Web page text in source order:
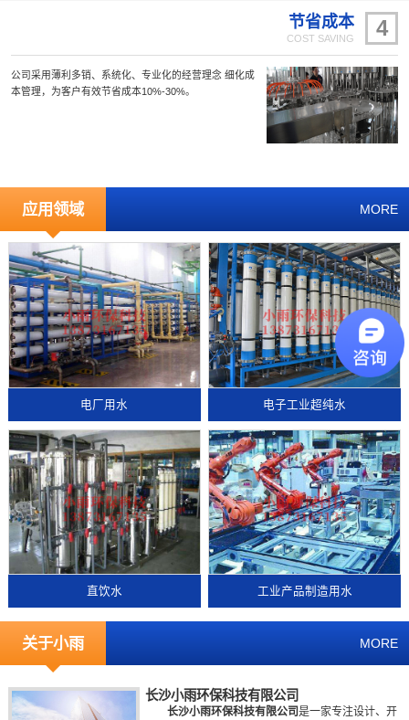
4
节省成本
COST SAVING
公司采用薄利多销、系统化、专业化的经营理念 细化成
本管理，为客户有效节省成本10%-30%。
应用领域 MORE
电厂用水 电子工业超纯水
直饮水 工业产品制造用水
关于小雨 MORE
长沙小雨环保科技有限公司
长沙小雨环保科技有限公司是一家专注设计、开